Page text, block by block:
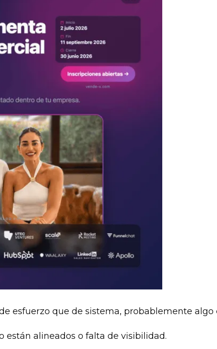
esfuerzo que de sistema, probablemente algo
están alineados o falta de visibilidad.